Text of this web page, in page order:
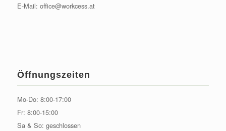
E-Mail: office@workcess.at
Öffnungszeiten
Mo-Do: 8:00-17:00
Fr: 8:00-15:00
Sa & So: geschlossen